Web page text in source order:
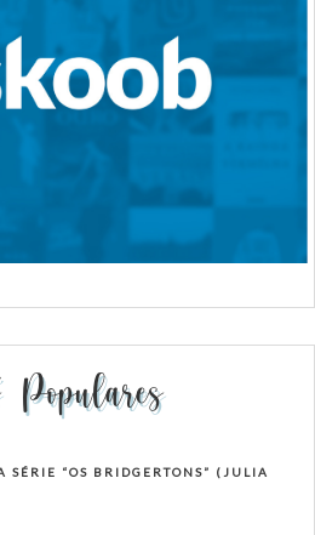
Populares
SÉRIE “OS BRIDGERTONS” (JULIA